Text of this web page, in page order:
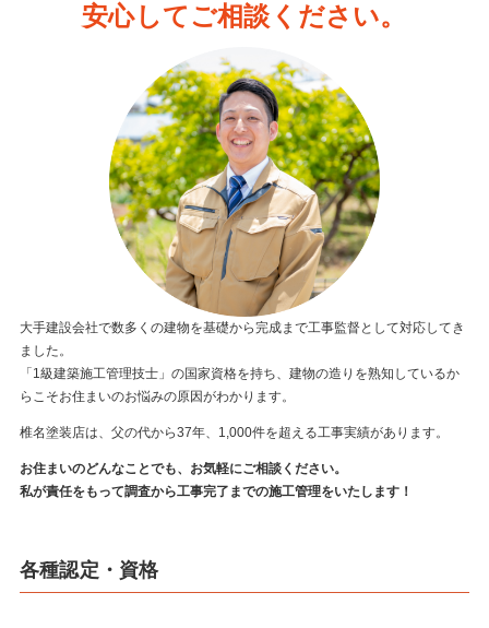
安心してご相談ください。
大手建設会社で数多くの建物を基礎から完成まで工事監督として対応してき
ました。
「1級建築施工管理技士」の国家資格を持ち、建物の造りを熟知しているか
らこそお住まいのお悩みの原因がわかります。
椎名塗装店は、父の代から37年、1,000件を超える工事実績があります。
お住まいのどんなことでも、お気軽にご相談ください。
私が責任をもって調査から工事完了までの施工管理をいたします！
各種認定・資格